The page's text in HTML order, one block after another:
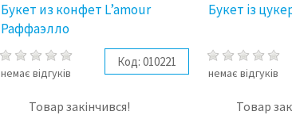
Букет из конфет L’amour
Раффаэлло
немає відгуків
Код: 010221
Товар закінчився!
Букет із
немає відгуків
Товар